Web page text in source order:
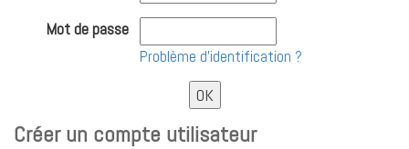
Mot de passe
Problème d'identification ?
Créer un compte utilisateur